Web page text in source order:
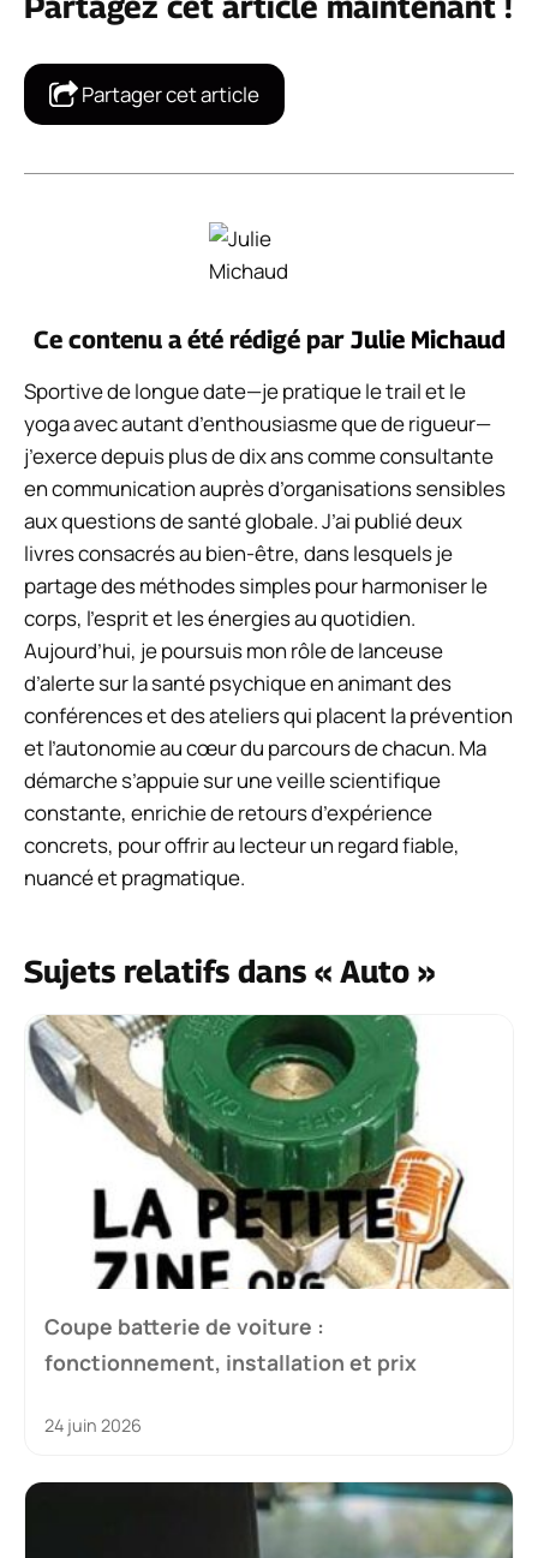
Partager cet article
Ce contenu a été rédigé par Julie Michaud
Sportive de longue date—je pratique le trail et le
yoga avec autant d’enthousiasme que de rigueur—
j’exerce depuis plus de dix ans comme consultante
en communication auprès d’organisations sensibles
aux questions de santé globale. J’ai publié deux
livres consacrés au bien-être, dans lesquels je
partage des méthodes simples pour harmoniser le
corps, l’esprit et les énergies au quotidien.
Aujourd’hui, je poursuis mon rôle de lanceuse
d’alerte sur la santé psychique en animant des
conférences et des ateliers qui placent la prévention
et l’autonomie au cœur du parcours de chacun. Ma
démarche s’appuie sur une veille scientifique
constante, enrichie de retours d’expérience
concrets, pour offrir au lecteur un regard fiable,
nuancé et pragmatique.
Sujets relatifs dans « Auto »
Coupe batterie de voiture :
fonctionnement, installation et prix
24 juin 2026